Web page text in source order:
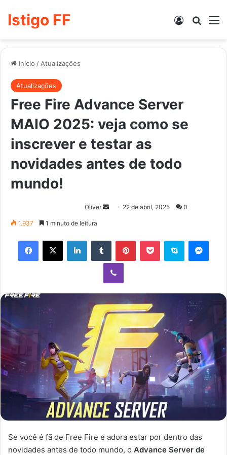
Istigo FF Entrar
Início / Atualizações
Atualizações
Free Fire Advance Server
MAIO 2025: veja como se
inscrever e testar as
novidades antes de todo
mundo!
Oliver
Mande
mail
22 de abril, 2025 0
1.937 1 minuto de leitura
Facebook
X LinkedinTumblr PinterestPocket Skype
Viber
Se você é fã de Free Fire e adora estar por dentro das
novidades antes de todo mundo, o Advance Server de